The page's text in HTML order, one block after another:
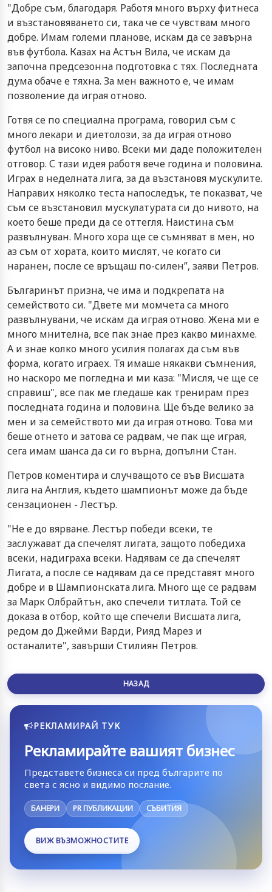
"Добре съм, благодаря. Работя много върху фитнеса
и възстановяването си, така че се чувствам много
добре. Имам големи планове, искам да се завърна
във футбола. Казах на Астън Вила, че искам да
започна предсезонна подготовка с тях. Последната
дума обаче е тяхна. За мен важното е, че имам
позволение да играя отново.
Готвя се по специална програма, говорил съм с
много лекари и диетолози, за да играя отново
футбол на високо ниво. Всеки ми даде положителен
отговор. С тази идея работя вече година и половина.
Играх в неделната лига, за да възстановя мускулите.
Направих няколко теста напоследък, те показват, че
съм се възстановил мускулатурата си до нивото, на
което беше преди да се оттегля. Наистина съм
развълнуван. Много хора ще се съмняват в мен, но
аз съм от хората, които мислят, че когато си
наранен, после се връщаш по-силен”, заяви Петров.
Българинът призна, че има и подкрепата на
семейството си. "Двете ми момчета са много
развълнувани, че искам да играя отново. Жена ми е
много мнителна, все пак знае през какво минахме.
А и знае колко много усилия полагах да съм във
форма, когато играех. Тя имаше някакви съмнения,
но наскоро ме погледна и ми каза: "Мисля, че ще се
справиш", все пак ме гледаше как тренирам през
последната година и половина. Ще бъде велико за
мен и за семейството ми да играя отново. Това ми
беше отнето и затова се радвам, че пак ще играя,
сега имам шанса да си го върна, допълни Стан.
Петров коментира и случващото се във Висшата
лига на Англия, където шампионът може да бъде
сензационен - Лестър.
"Не е до вярване. Лестър победи всеки, те
заслужават да спечелят лигата, защото победиха
всеки, надиграха всеки. Надявам се да спечелят
Лигата, а после се надявам да се представят много
добре и в Шампионската лига. Много ще се радвам
за Марк Олбрайтън, ако спечели титлата. Той се
доказа в отбор, който ще спечели Висшата лига,
редом до Джейми Варди, Рияд Марез и
останалите", завърши Стилиян Петров.
НАЗАД
РЕКЛАМИРАЙ ТУК
Рекламирайте вашият бизнес
Представете бизнеса си пред българите по
света с ясно и видимо послание.
БАНЕРИ PR ПУБЛИКАЦИИ СЪБИТИЯ
ВИЖ ВЪЗМОЖНОСТИТЕ